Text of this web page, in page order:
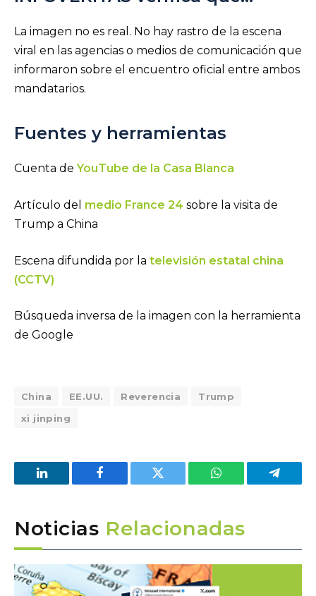
La imagen no es real. No hay rastro de la escena
viral en las agencias o medios de comunicación que
informaron sobre el encuentro oficial entre ambos
mandatarios.
Fuentes y herramientas
Cuenta deYouTube de la Casa Blanca
Artículo del medio France 24 sobre la visita de
Trump a China
Escena difundida por la televisión estatal china
(CCTV)
Búsqueda inversa de la imagen con la herramienta
de Google
China EE.UU. Reverencia
Trump
xi jinping
LinkedIn Facebook Twitter WhatsApp
Noticias Relacionadas